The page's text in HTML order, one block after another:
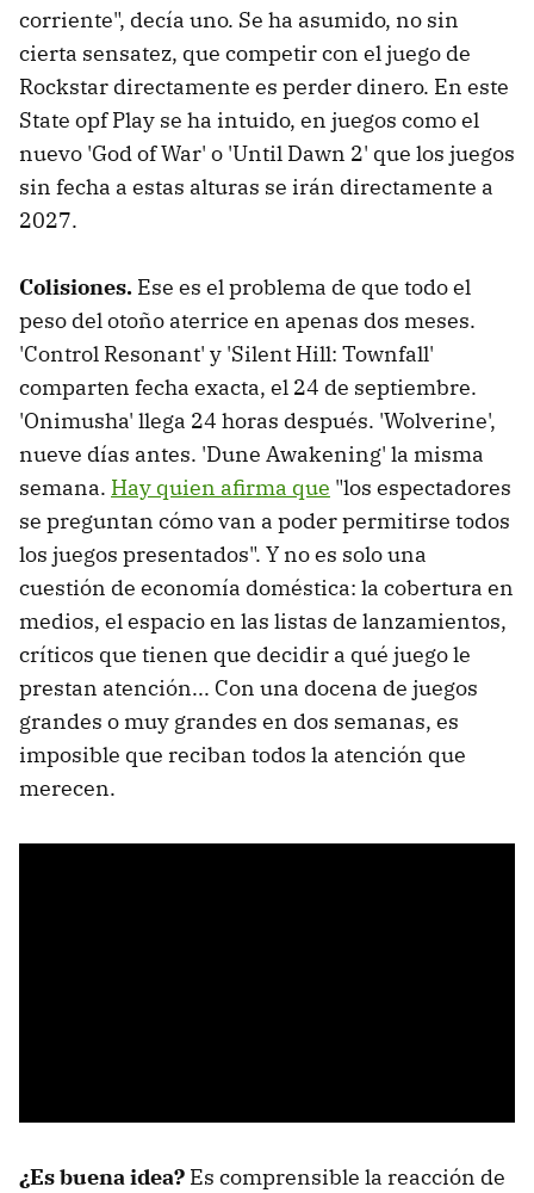
corriente", decía uno. Se ha asumido, no sin
cierta sensatez, que competir con el juego de
Rockstar directamente es perder dinero. En este
State opf Play se ha intuido, en juegos como el
nuevo 'God of War' o 'Until Dawn 2' que los juegos
sin fecha a estas alturas se irán directamente a
2027.
Colisiones. Ese es el problema de que todo el
peso del otoño aterrice en apenas dos meses.
'Control Resonant' y 'Silent Hill: Townfall'
comparten fecha exacta, el 24 de septiembre.
'Onimusha' llega 24 horas después. 'Wolverine',
nueve días antes. 'Dune Awakening' la misma
semana. Hay quien afirma que "los espectadores
se preguntan cómo van a poder permitirse todos
los juegos presentados". Y no es solo una
cuestión de economía doméstica: la cobertura en
medios, el espacio en las listas de lanzamientos,
críticos que tienen que decidir a qué juego le
prestan atención... Con una docena de juegos
grandes o muy grandes en dos semanas, es
imposible que reciban todos la atención que
merecen.
¿Es buena idea? Es comprensible la reacción de